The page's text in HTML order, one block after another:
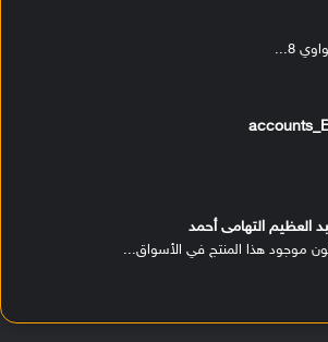
8...
العظيم التهامى أحمد
موجود هذا المنتج في الأسواق...